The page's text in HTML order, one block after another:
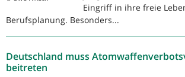
Eingriff in ihre freie
Berufsplanung. Besonders...
Deutschland muss
beitreten